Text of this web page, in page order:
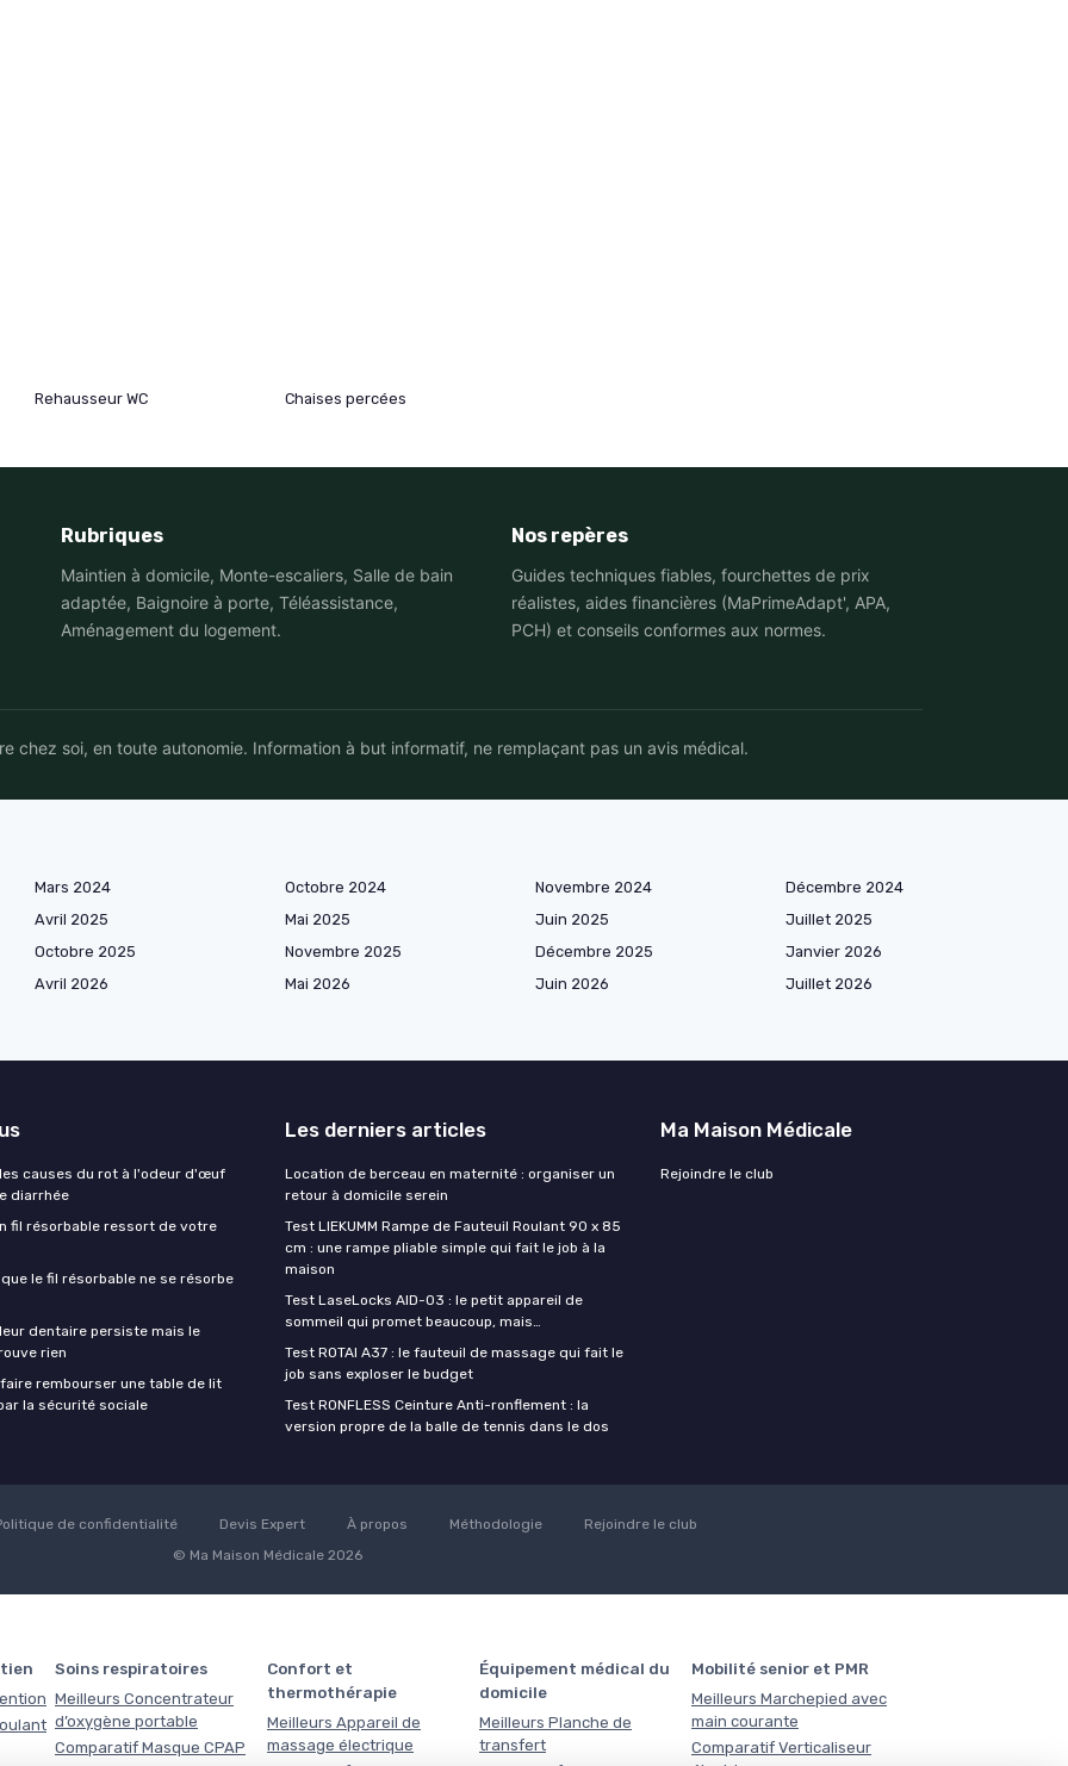
Rehausseur WC Chaises percées
Rubriques
Maintien à domicile, Monte-escaliers, Salle de bain
adaptée, Baignoire à porte, Téléassistance,
Aménagement du logement.
Nos repères
Guides techniques fiables, fourchettes de prix
réalistes, aides financières (MaPrimeAdapt', APA,
PCH) et conseils conformes aux normes.
chez soi, en toute autonomie. Information à but informatif, ne remplaçant pas un avis médical.
Mars 2024 Octobre 2024 Novembre 2024
Décembre 2024
Avril 2025 Mai 2025 Juin 2025
Juillet 2025
Octobre 2025 Novembre 2025 Décembre 2025
Janvier 2026
Avril 2026 Mai 2026 Juin 2026
Juillet 2026
causes du rot à l'odeur d'œuf
diarrhée
fil résorbable ressort de votre
le fil résorbable ne se résorbe
dentaire persiste mais le
rien
rembourser une table de lit
la sécurité sociale
Les derniers articles
Location de berceau en maternité : organiser un
retour à domicile serein
Test LIEKUMM Rampe de Fauteuil Roulant 90 x 85
cm : une rampe pliable simple qui fait le job à la
maison
Test LaseLocks AID-03 : le petit appareil de
sommeil qui promet beaucoup, mais…
Test ROTAI A37 : le fauteuil de massage qui fait le
job sans exploser le budget
Test RONFLESS Ceinture Anti-ronflement : la
version propre de la balle de tennis dans le dos
Ma Maison Médicale
Rejoindre le club
de confidentialité Devis Expert À propos Méthodologie
Rejoindre le club
© Ma Maison Médicale 2026
Soins respiratoires
Meilleurs Concentrateur
d’oxygène portable
Comparatif Masque CPAP
Confort et
thermothérapie
Meilleurs Appareil de
massage électrique
Équipement médical du
domicile
Meilleurs Planche de
transfert
Mobilité senior et PMR
Meilleurs Marchepied avec
main courante
Comparatif Verticaliseur